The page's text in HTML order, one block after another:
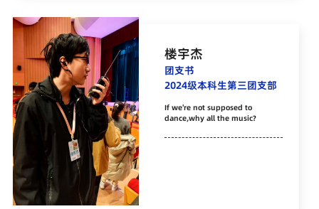
楼宇杰
团支书
2024级本科生第三团支部
If we're not supposed to
dance,why all the music?